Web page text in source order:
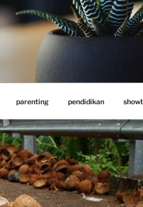
parenting pendidikan